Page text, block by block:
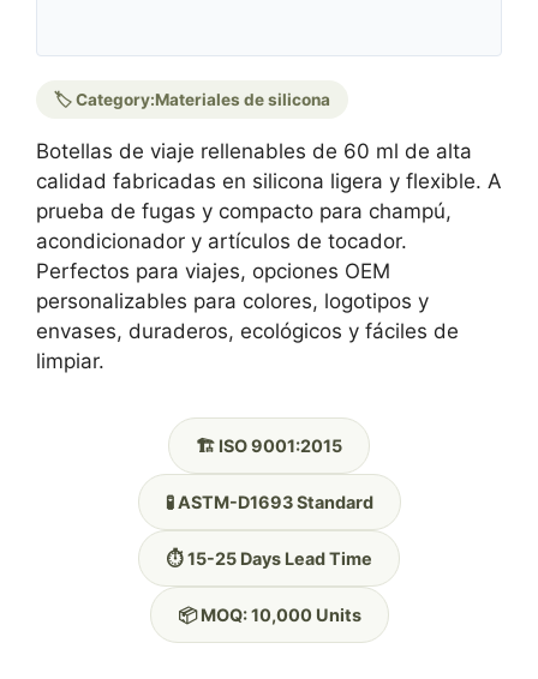
🏷️ Category:Materiales de silicona
Botellas de viaje rellenables de 60 ml de alta
calidad fabricadas en silicona ligera y flexible. A
prueba de fugas y compacto para champú,
acondicionador y artículos de tocador.
Perfectos para viajes, opciones OEM
personalizables para colores, logotipos y
envases, duraderos, ecológicos y fáciles de
limpiar.
🏗️ ISO 9001:2015
🧪 ASTM-D1693 Standard
⏱️ 15-25 Days Lead Time
📦 MOQ: 10,000 Units